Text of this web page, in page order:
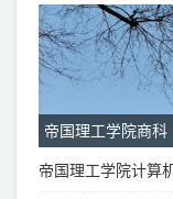
帝国理工学院商科
帝国理工学院计算